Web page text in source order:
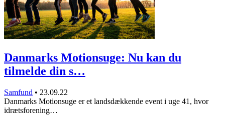
Danmarks Motionsuge: Nu kan du
tilmelde din s…
Samfund • 23.09.22
Danmarks Motionsuge er et landsdækkende event i uge 41, hvor
idrætsforening…